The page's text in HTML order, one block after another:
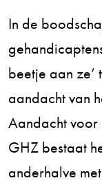
In de
beetje aan ze’
aandacht van
Aandacht voor
GHZ bestaat
anderhalve